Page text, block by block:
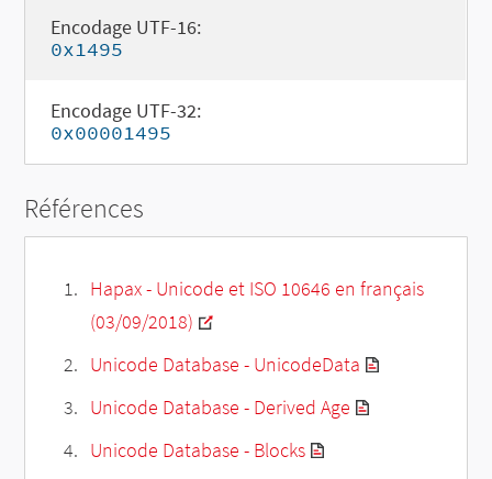
Encodage UTF-16:
0x1495
Encodage UTF-32:
0x00001495
Références
Hapax - Unicode et ISO 10646 en français
(03/09/2018)
Unicode Database - UnicodeData
Unicode Database - Derived Age
Unicode Database - Blocks